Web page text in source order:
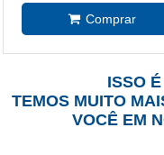
ISSO
TEMOS MUITO
VOCÊ EM